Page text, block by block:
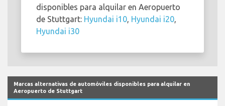
disponibles para alquilar en Aeropuerto
de Stuttgart: Hyundai i10 Hyundai i20
Hyundai i30
Marcas alternativas de automóviles disponibles para alquilar en
Aeropuerto de Stuttgart